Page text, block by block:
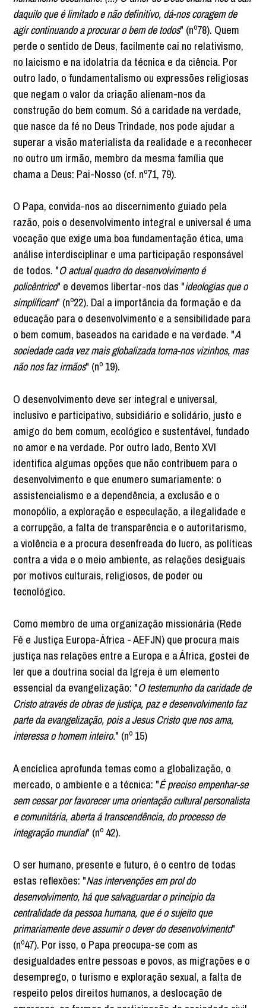
daquilo que é limitado e não definitivo, dá-nos coragem de
agir continuando a procurar o bem de todos" (nº78). Quem
perde o sentido de Deus, facilmente cai no relativismo,
no laicismo e na idolatria da técnica e da ciência. Por
outro lado, o fundamentalismo ou expressões religiosas
que negam o valor da criação alienam-nos da
construção do bem comum. Só a caridade na verdade,
que nasce da fé no Deus Trindade, nos pode ajudar a
superar a visão materialista da realidade e a reconhecer
no outro um irmão, membro da mesma família que
chama a Deus: Pai-Nosso (cf. nº71, 79).
O Papa, convida-nos ao discernimento guiado pela
razão, pois o desenvolvimento integral e universal é uma
vocação que exige uma boa fundamentação ética, uma
análise interdisciplinar e uma participação responsável
de todos. "O actual quadro do desenvolvimento é
policêntrico" e devemos libertar-nos das "ideologias que o
simplificam" (nº22). Daí a importância da formação e da
educação para o desenvolvimento e a sensibilidade para
o bem comum, baseados na caridade e na verdade. "A
sociedade cada vez mais globalizada torna-nos vizinhos, mas
não nos faz irmãos" (nº 19).
O desenvolvimento deve ser integral e universal,
inclusivo e participativo, subsidiário e solidário, justo e
amigo do bem comum, ecológico e sustentável, fundado
no amor e na verdade. Por outro lado, Bento XVI
identifica algumas opções que não contribuem para o
desenvolvimento e que enumero sumariamente: o
assistencialismo e a dependência, a exclusão e o
monopólio, a exploração e especulação, a ilegalidade e
a corrupção, a falta de transparência e o autoritarismo,
a violência e a procura desenfreada do lucro, as políticas
contra a vida e o meio ambiente, as relações desiguais
por motivos culturais, religiosos, de poder ou
tecnológico.
Como membro de uma organização missionária (Rede
Fé e Justiça Europa-África - AEFJN) que procura mais
justiça nas relações entre a Europa e a África, gostei de
ler que a doutrina social da Igreja é um elemento
essencial da evangelização: "O testemunho da caridade de
Cristo através de obras de justiça, paz e desenvolvimento faz
parte da evangelização, pois a Jesus Cristo que nos ama,
interessa o homem inteiro." (nº 15)
A encíclica aprofunda temas como a globalização, o
mercado, o ambiente e a técnica: "É preciso empenhar-se
sem cessar por favorecer uma orientação cultural personalista
e comunitária, aberta á transcendência, do processo de
integração mundial" (nº 42).
O ser humano, presente e futuro, é o centro de todas
estas reflexões: "Nas intervenções em prol do
desenvolvimento, há que salvaguardar o princípio da
centralidade da pessoa humana, que é o sujeito que
primariamente deve assumir o dever do desenvolvimento"
(nº47). Por isso, o Papa preocupa-se com as
desigualdades entre pessoas e povos, as migrações e o
desemprego, o turismo e exploração sexual, a falta de
respeito pelos direitos humanos, a deslocação de